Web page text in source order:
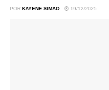
POR KAYENE SIMAO 19/12/2025